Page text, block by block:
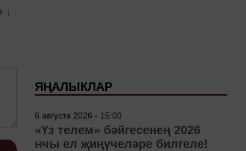
1
ЯҢАЛЫКЛАР
6 августа 2026 - 15:00
«Үз телем» бәйгесенең 2026
нчы ел җиңүчеләре билгеле!